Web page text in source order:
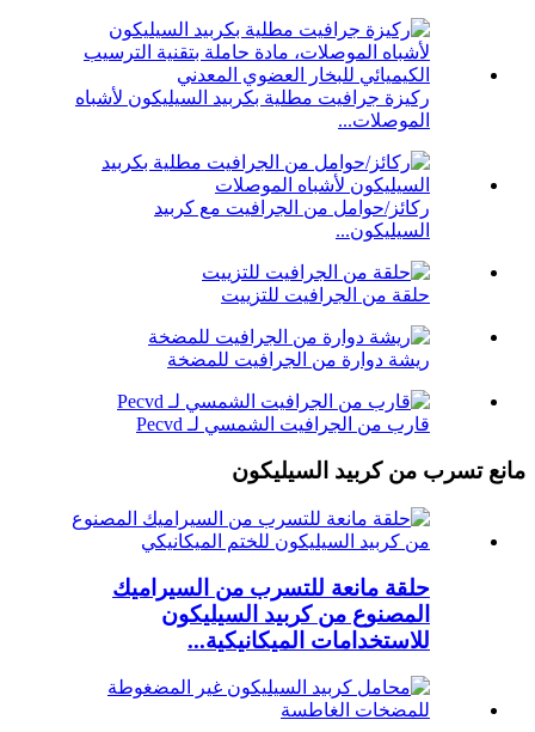
ركيزة جرافيت مطلية بكربيد السيليكون لأشباه
الموصلات...
ركائز/حوامل من الجرافيت مع كربيد
السيليكون...
حلقة من الجرافيت للتزييت
ريشة دوارة من الجرافيت للمضخة
قارب من الجرافيت الشمسي لـ Pecvd
مانع تسرب من كربيد السيليكون
حلقة مانعة للتسرب من السيراميك
المصنوع من كربيد السيليكون
للاستخدامات الميكانيكية...